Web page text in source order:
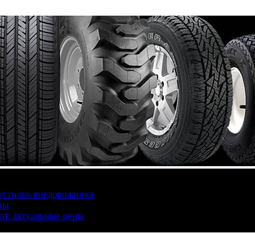
внедорожника
актуальные цены